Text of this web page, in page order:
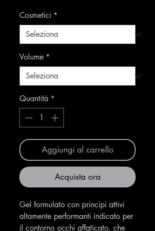
Cosmetici *
Volume *
Quantità *
Aggiungi al carrello
Acquista ora
Gel formulato con principi attivi
altamente performanti indicato per
il contorno occhi affaticato, che